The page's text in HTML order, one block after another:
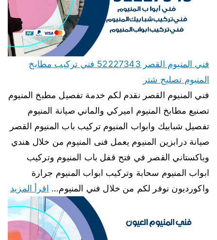
فني المنيوم القصر 52227343 فني تركيب مطابخ
المنيوم تصليح شتر
فني المنيوم القصر نقدم لكم خدمة تفصيل مطبخ المنيوم
تصنيع مطابخ المنيوم اميركي والماني صيانة المنيوم
تفصيل شبابيك وابواب المنيوم تركيب باب المنيوم القصر
صيانة درابزين المنيوم يعمل فنى المنيوم من خلال هندي
وباكستاني القصر في فتح قفل باب المنيوم وتركيب
ابواب المنيوم سحابة وتركيب ابواب المنيوم جرارة
واكورديون نوفر لكم من خلال فني المنيوم… اقرأ المزيد